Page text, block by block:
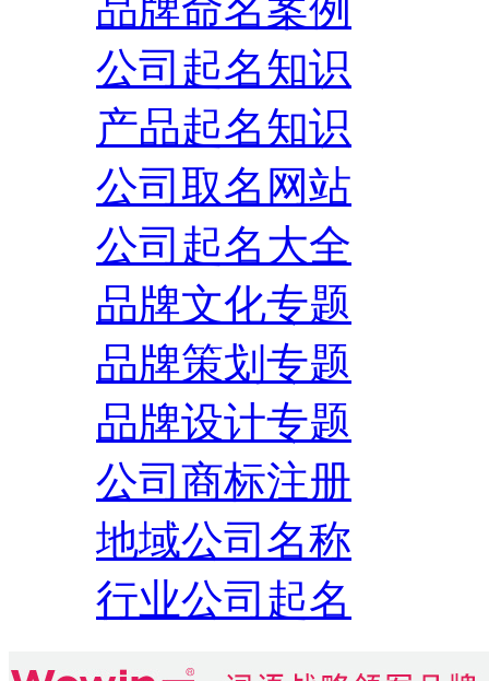
公司起名知识
产品起名知识
公司取名网站
公司起名大全
品牌文化专题
品牌策划专题
品牌设计专题
公司商标注册
地域公司名称
行业公司起名